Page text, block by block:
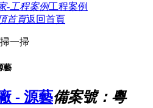
工程案例
返回首頁
掃一掃
藝
備案號：粵